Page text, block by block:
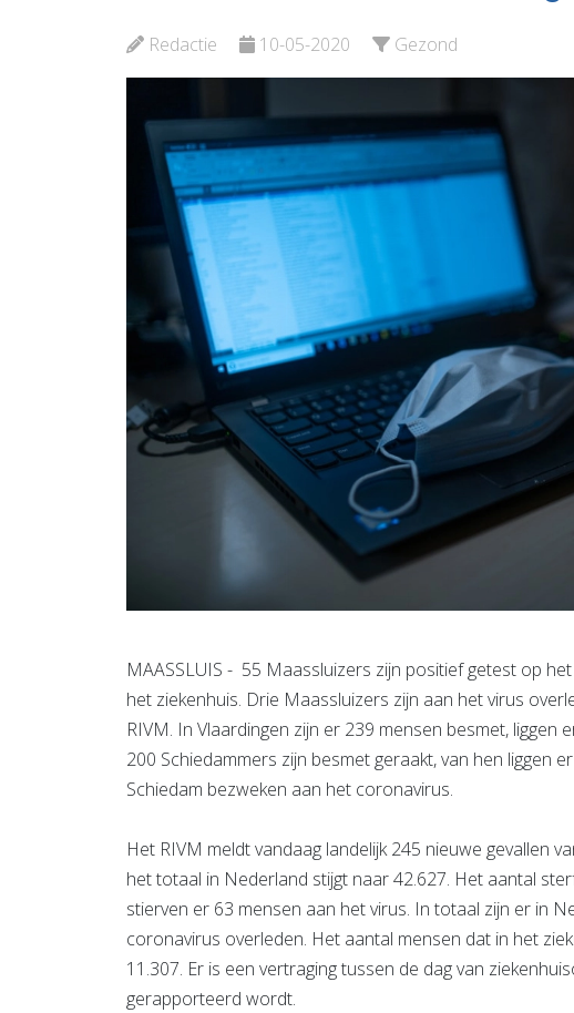
Redactie 10-05-2020 Gezond
MAASSLUIS - 55 Maassluizers zijn positief getest op
het ziekenhuis. Drie Maassluizers zijn aan het virus
RIVM. In Vlaardingen zijn er 239 mensen besmet, liggen
200 Schiedammers zijn besmet geraakt, van hen liggen
Schiedam bezweken aan het coronavirus.
Het RIVM meldt vandaag landelijk 245 nieuwe gevallen
het totaal in Nederland stijgt naar 42.627. Het aantal
stierven er 63 mensen aan het virus. In totaal zijn er in
coronavirus overleden. Het aantal mensen dat in het
11.307. Er is een vertraging tussen de dag van
gerapporteerd wordt.
Bekijk de pagina